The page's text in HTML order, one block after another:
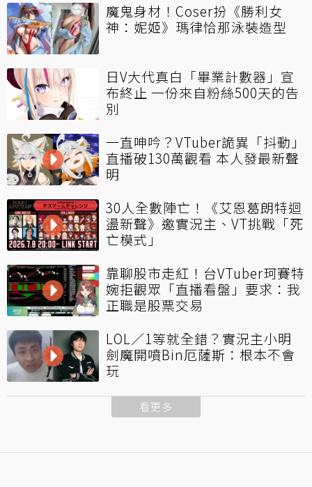
魔鬼身材！Coser扮《勝利女
神：妮姬》瑪律恰那泳裝造型
日V大代真白「畢業計數器」宣
布終止 一份來自粉絲500天的告
別
一直呻吟？VTuber詭異「抖動」
直播破130萬觀看 本人發最新聲
明
30人全數陣亡！《艾恩葛朗特迴
盪新聲》邀實況主、VT挑戰「死
亡模式」
靠聊股市走紅！台VTuber珂賽特
婉拒觀眾「直播看盤」要求：我
正職是股票交易
LOL／1等就全錯？實況主小明
劍魔開噴Bin厄薩斯：根本不會
玩
看更多